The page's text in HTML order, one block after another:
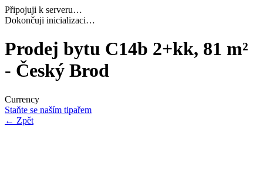
Připojuji k serveru…
Navazuji bezpečné spojení…
Prodej bytu C14b 2+kk, 81 m²
- Český Brod
Currency
Staňte se naším tipařem
← Zpět